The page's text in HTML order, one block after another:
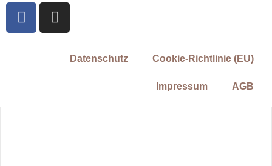
Datenschutz Cookie-Richtlinie (EU)
Impressum AGB